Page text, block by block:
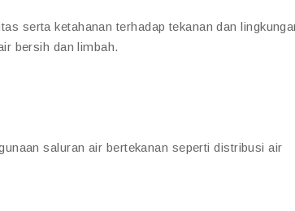
serta ketahanan terhadap tekanan dan
bersih dan limbah.
saluran air bertekanan seperti distribusi air